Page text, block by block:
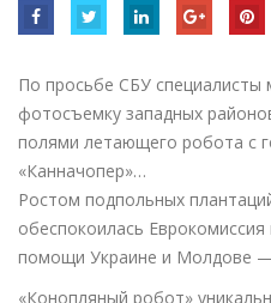
По просьбе СБУ специалисты
фотосъемку западных
полями летающего робота с
«Канначопер»…
Ростом подпольных
обеспокоилась
помощи Украине и Молдове —
«Конопляный робот»